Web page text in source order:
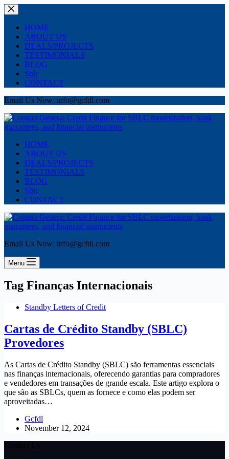
Skip
to
contentHOME
ABOUT US
DEALS/PROJECTS
TESTIMONIALS
BLOG
Sblc
CONTACT
Email Us Now: info@gcfdl.com
HOME
ABOUT US
DEALS/PROJECTS
TESTIMONIALS
BLOG
Sblc
CONTACT
Email Us Now: info@gcfdl.com
Menu
Tag Finanças Internacionais
Standby Letters of Credit
Cartas de Crédito Standby (SBLC)
Provedores
As Cartas de Crédito Standby (SBLC) são ferramentas essenciais
nas finanças internacionais, oferecendo garantias para compradores
e vendedores em transações de grande escala. Este artigo explora o
que são as SBLCs, quem as fornece e como elas podem ser
aproveitadas…
Gcfdl
November 12, 2024